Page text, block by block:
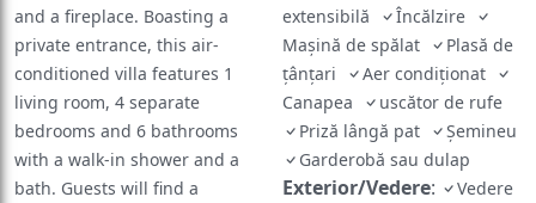
and a fireplace. Boasting a
private entrance, this air-
conditioned villa features 1
living room, 4 separate
bedrooms and 6 bathrooms
with a walk-in shower and a
bath. Guests will find a
extensibilă
Încălzire
Maşină de spălat
Plasă de
ţânţari
Aer condiţionat
Canapea
uscător de rufe
Priză lângă pat
Șemineu
Garderobă sau dulap
Exterior/Vedere:
Vedere